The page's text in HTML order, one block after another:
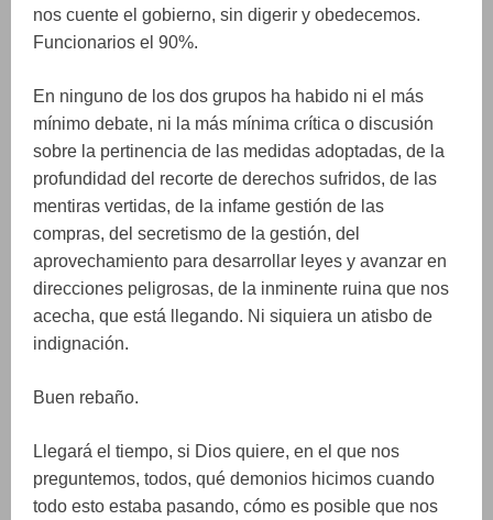
nos cuente el gobierno, sin digerir y obedecemos.
Funcionarios el 90%.
En ninguno de los dos grupos ha habido ni el más
mínimo debate, ni la más mínima crítica o discusión
sobre la pertinencia de las medidas adoptadas, de la
profundidad del recorte de derechos sufridos, de las
mentiras vertidas, de la infame gestión de las
compras, del secretismo de la gestión, del
aprovechamiento para desarrollar leyes y avanzar en
direcciones peligrosas, de la inminente ruina que nos
acecha, que está llegando. Ni siquiera un atisbo de
indignación.
Buen rebaño.
Llegará el tiempo, si Dios quiere, en el que nos
preguntemos, todos, qué demonios hicimos cuando
todo esto estaba pasando, cómo es posible que nos